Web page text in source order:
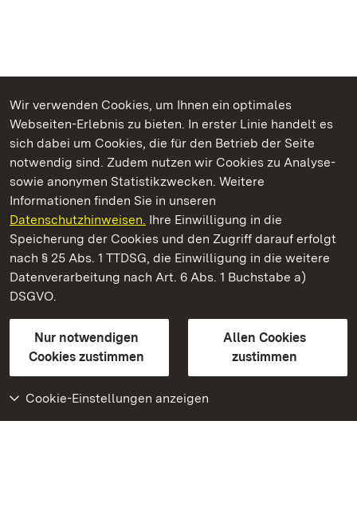
Wir verwenden Cookies, um Ihnen ein optimales
Webseiten-Erlebnis zu bieten. In erster Linie handelt es
sich dabei um Cookies, die für den Betrieb der Seite
notwendig sind. Zudem nutzen wir Cookies zu Analyse-
sowie anonymen Statistikzwecken. Weitere
Informationen finden Sie in unseren
Datenschutzhinweisen. Ihre Einwilligung in die
Speicherung der Cookies und den Zugriff darauf erfolgt
nach § 25 Abs. 1 TTDSG, die Einwilligung in die weitere
Datenverarbeitung nach Art. 6 Abs. 1 Buchstabe a)
DSGVO.
Nur notwendigen
Cookies zustimmen
Allen Cookies
zustimmen
Cookie-Einstellungen anzeigen
Kommen. Staunen. Genießen.
Schloss Heidelberg
Staatliche Schlösser und Gärten Baden-Württemberg
Kontakt
GebärdenspracheLeichte Sprache
Erklärung zur Barrierefreiheit
BITV-konform (geprüfte Seiten)
Weiteres